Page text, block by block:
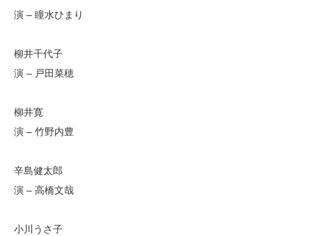
演 – 瞳水ひまり
柳井千代子
演 – 戸田菜穂
柳井寛
演 – 竹野内豊
辛島健太郎
演 – 高橋文哉
小川うさ子